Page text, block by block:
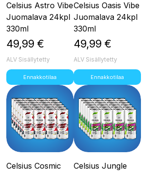
Celsius Astro Vibe
Juomalava 24kpl
330ml
Hinta
49,99 €
ALV Sisällytetty
Ennakkotilaa
Celsius Oasis Vibe
Juomalava 24kpl
330ml
Hinta
49,99 €
ALV Sisällytetty
Ennakkotilaa
Celsius Cosmic
Celsius Jungle